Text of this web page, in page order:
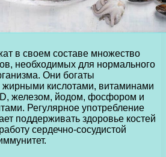
в своем составе множество
необходимых для нормального
Они богаты
кислотами, витаминами
железом, йодом, фосфором и
Регулярное употребление
поддерживать здоровье костей
сердечно-сосудистой